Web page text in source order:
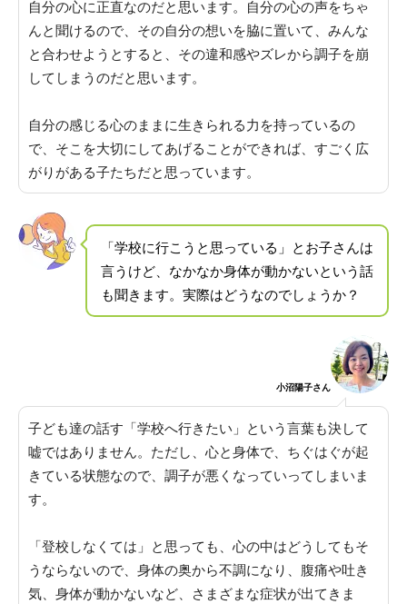
自分の心に正直なのだと思います。自分の心の声をちゃ
んと聞けるので、その自分の想いを脇に置いて、みんな
と合わせようとすると、その違和感やズレから調子を崩
してしまうのだと思います。
自分の感じる心のままに生きられる力を持っているの
で、そこを大切にしてあげることができれば、すごく広
がりがある子たちだと思っています。
「学校に行こうと思っている」とお子さんは
言うけど、なかなか身体が動かないという話
も聞きます。実際はどうなのでしょうか？
小沼陽子さん
子ども達の話す「学校へ行きたい」という言葉も決して
嘘ではありません。ただし、心と身体で、ちぐはぐが起
きている状態なので、調子が悪くなっていってしまいま
す。
「登校しなくては」と思っても、心の中はどうしてもそ
うならないので、身体の奥から不調になり、腹痛や吐き
気、身体が動かないなど、さまざまな症状が出てきま